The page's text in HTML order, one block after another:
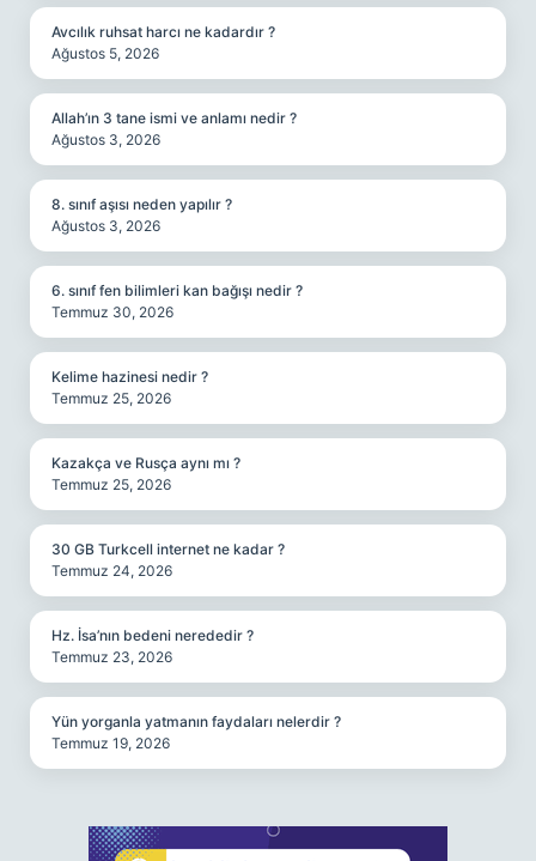
Avcılık ruhsat harcı ne kadardır ?
Ağustos 5, 2026
Allah’ın 3 tane ismi ve anlamı nedir ?
Ağustos 3, 2026
8. sınıf aşısı neden yapılır ?
Ağustos 3, 2026
6. sınıf fen bilimleri kan bağışı nedir ?
Temmuz 30, 2026
Kelime hazinesi nedir ?
Temmuz 25, 2026
Kazakça ve Rusça aynı mı ?
Temmuz 25, 2026
30 GB Turkcell internet ne kadar ?
Temmuz 24, 2026
Hz. İsa’nın bedeni nerededir ?
Temmuz 23, 2026
Yün yorganla yatmanın faydaları nelerdir ?
Temmuz 19, 2026